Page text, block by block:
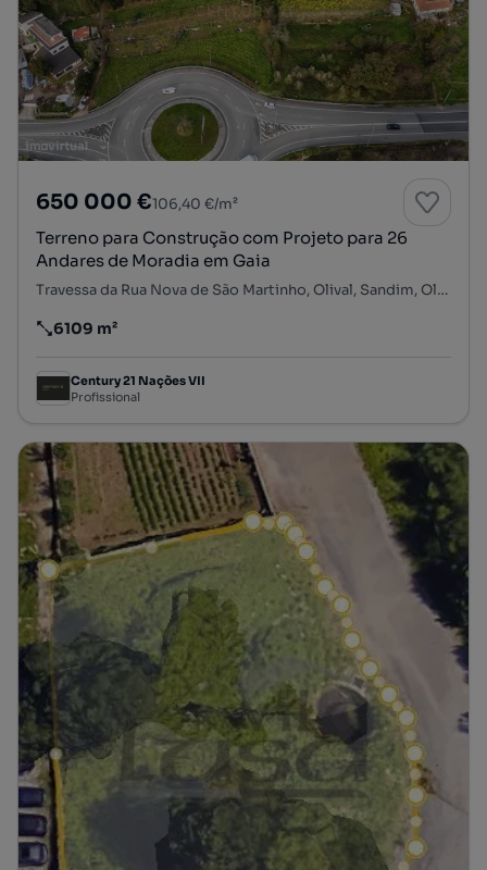
650 000 €106,40 €/m²
Terreno para Construção com Projeto para 26
Andares de Moradia em Gaia
Travessa da Rua Nova de São Martinho, Olival, Sandim, Olival, Lever e Crestuma, Vila Nova de Gaia, Porto
Preço por metro quadrado
6109 m²
Century 21 Nações VII
Profissional